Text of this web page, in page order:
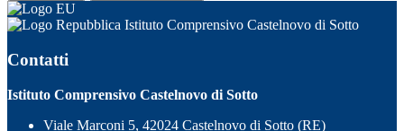
Istituto Comprensivo Castelnovo di Sotto
Contatti
Istituto Comprensivo Castelnovo di Sotto
Viale Marconi 5, 42024 Castelnovo di Sotto (RE)